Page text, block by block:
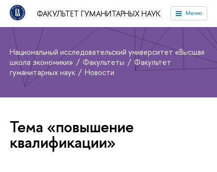
ФАКУЛЬТЕТ ГУМАНИТАРНЫХ НАУК Меню
Национальный исследовательский университет «Высшая
школа экономики»
Факультеты
Факультет
гуманитарных наук
Новости
Тема «повышение
квалификации»